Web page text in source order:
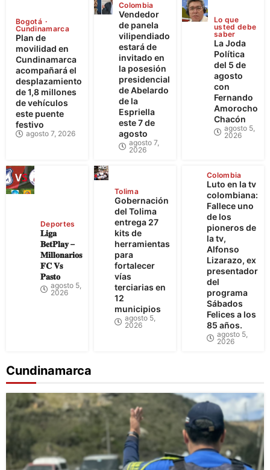
Bogotá
Cundinamarca
Plan de
movilidad en
Cundinamarca
acompañará el
desplazamiento
de 1,8 millones
de vehículos
este puente
festivo
agosto 7, 2026
Colombia
Vendedor
de panela
vilipendiado
estará de
invitado en
la posesión
presidencial
de Abelardo
de la
Espriella
este 7 de
agosto
agosto 7,
2026
Lo que
usted debe
saber
La Joda
Política
del 5 de
agosto
con
Fernando
Amorocho
Chacón
agosto 5,
2026
Deportes
𝐋𝐢𝐠𝐚
𝐁𝐞𝐭𝐏𝐥𝐚𝐲 –
𝐌𝐢𝐥𝐥𝐨𝐧𝐚𝐫𝐢𝐨𝐬
𝐅𝐂 𝐕𝐬
𝐏𝐚𝐬𝐭𝐨
agosto 5,
2026
Tolima
Gobernación
del Tolima
entrega 27
kits de
herramientas
para
fortalecer
vías
terciarias en
12
municipios
agosto 5,
2026
Colombia
Luto en la tv
colombiana:
Fallece uno
de los
pioneros de
la tv,
Alfonso
Lizarazo, ex
presentador
del
programa
Sábados
Felices a los
85 años.
agosto 5,
2026
Cundinamarca